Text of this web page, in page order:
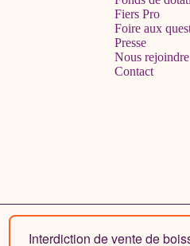
Fiers Pro
Foire aux
Presse
Nous rejoindre
Contact
Interdiction de vente de